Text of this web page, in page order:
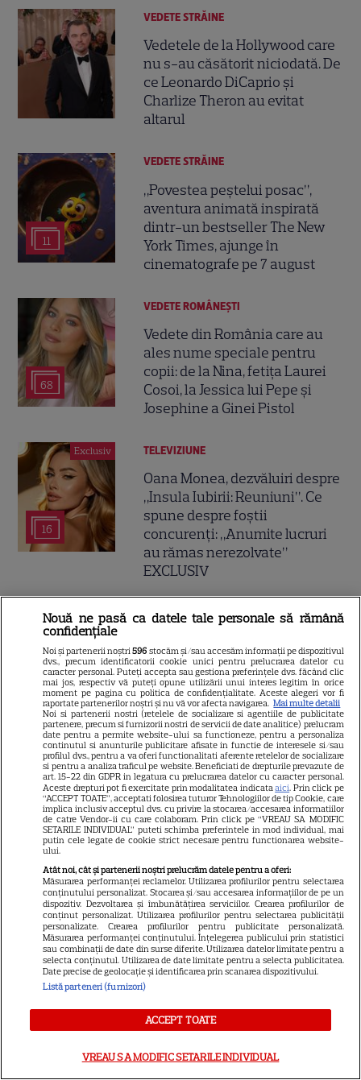
VEDETE STRĂINE
Vedetele de la Hollywood care
nu s-au căsătorit niciodată. De
ce Leonardo DiCaprio și
Charlize Theron au evitat
altarul
11
VEDETE STRĂINE
„Povestea peștelui posac”,
aventura animată inspirată
dintr-un bestseller The New
York Times, ajunge în
cinematografe pe 7 august
68
VEDETE ROMÂNEŞTI
Vedete din România care au
ales nume speciale pentru
copii: de la Nina, fetița Laurei
Cosoi, la Jessica lui Pepe și
Josephine a Ginei Pistol
Exclusiv
16
TELEVIZIUNE
Oana Monea, dezvăluiri despre
„Insula Iubirii: Reuniuni”. Ce
spune despre foștii
concurenți: „Anumite lucruri
au rămas nerezolvate”
EXCLUSIV
Tabloidele scriu despre o nouă
idilă: „Irina Shayk se iubește cu
starul mai mic cu 11 ani”
Distincție specială pentru
Nadia Comăneci la Montreal:
„Aceasta este a zecea mea
medalie olimpică”
Alexandru Ciucu, fostul soț al
Alinei Sorescu, nu a fost lăsat
să intre la Nibiru. „Am aflat cu
tristețe”, a povestit el. De ce a
fost întors din drum designerul
Nouă ne pasă ca datele tale personale să rămână
confidențiale
Noi și partenerii noștri596 stocăm și/sau accesăm informații pe dispozitivul
dvs., precum identificatorii cookie unici pentru prelucrarea datelor cu
caracter personal. Puteți accepta sau gestiona preferințele dvs. făcând clic
mai jos, respectiv vă puteți opune utilizării unui interes legitim în orice
moment pe pagina cu politica de confidențialitate. Aceste alegeri vor fi
raportate partenerilor noștri și nu vă vor afecta navigarea. Mai multe detalii
Noi si partenerii nostri (retelele de socializare si agentiile de publicitate
partenere, precum si furnizorii nostri de servicii de date analitice) prelucram
date pentru a permite website-ului sa functioneze, pentru a personaliza
continutul si anunturile publicitare afisate in functie de interesele si/sau
profilul dvs., pentru a va oferi functionalitati aferente retelelor de socializare
si pentru a analiza traficul pe website. Beneficiati de drepturile prevazute de
art. 15-22 din GDPR in legatura cu prelucrarea datelor cu caracter personal.
Aceste drepturi pot fi exercitate prin modalitatea indicataaici. Prin click pe
“ACCEPT TOATE”, acceptati folosirea tuturor Tehnologiilor de tip Cookie, care
implica inclusiv acceptul dvs. cu privire la stocarea/accesarea informatiilor
de catre Vendor-ii cu care colaboram. Prin click pe “VREAU SA MODIFIC
SETARILE INDIVIDUAL” puteti schimba preferintele in mod individual, mai
putin cele legate de cookie strict necesare pentru functionarea website-
ului.
Atât noi, cât și partenerii noștri prelucrăm datele pentru a oferi:
Măsurarea performanței reclamelor. Utilizarea profilurilor pentru selectarea
conținutului personalizat. Stocarea și/sau accesarea informațiilor de pe un
dispozitiv. Dezvoltarea și îmbunătățirea serviciilor. Crearea profilurilor de
conținut personalizat. Utilizarea profilurilor pentru selectarea publicității
personalizate. Crearea profilurilor pentru publicitate personalizată.
Măsurarea performanței conținutului. Înțelegerea publicului prin statistici
sau combinații de date din surse diferite. Utilizarea datelor limitate pentru a
selecta conținutul. Utilizarea de date limitate pentru a selecta publicitatea.
Date precise de geolocație și identificarea prin scanarea dispozitivului.
Listă parteneri (furnizori)
ACCEPT TOATE
VREAU SA MODIFIC SETARILE INDIVIDUAL